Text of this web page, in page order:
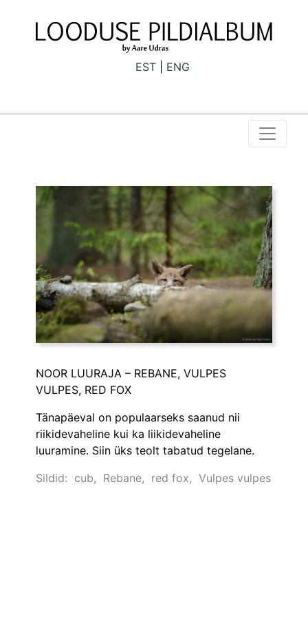
EST ENG
NOOR LUURAJA – REBANE, VULPES
VULPES, RED FOX
Tänapäeval on populaarseks saanud nii
riikidevaheline kui ka liikidevaheline
luuramine. Siin üks teolt tabatud tegelane.
Sildid: cub, Rebane, red fox, Vulpes vulpes